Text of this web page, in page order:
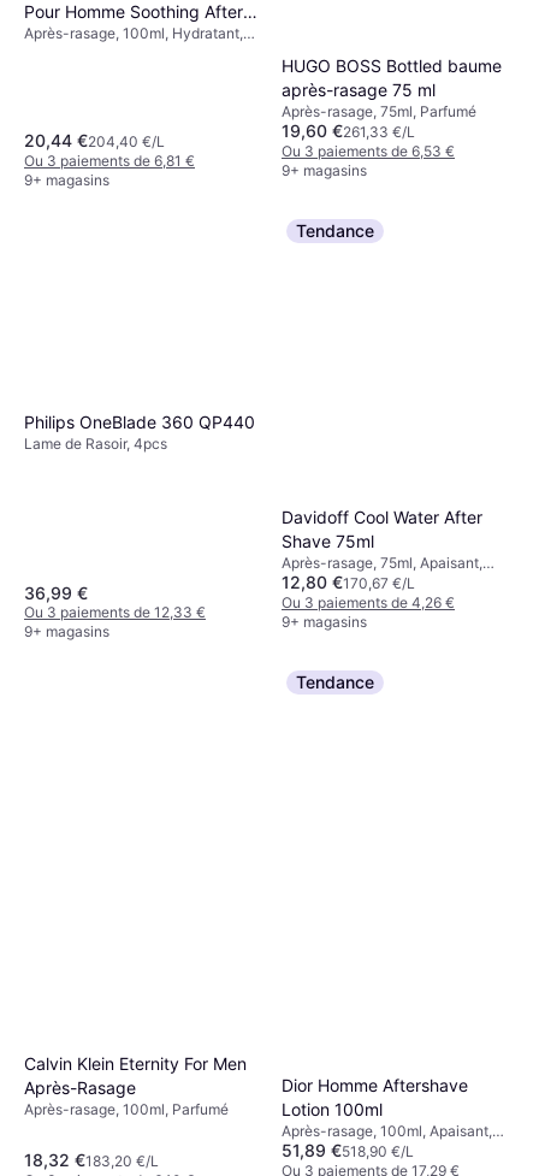
Pour Homme Soothing After
Shave Balm 100ml
Après-rasage, 100ml, Hydratant,
20,44 €204,40 €/L
Ou 3 paiements de 6,81 €
9+ magasins
HUGO BOSS Bottled baume
après-rasage 75 ml
Après-rasage, 75ml, Parfumé
19,60 €261,33 €/L
Ou 3 paiements de 6,53 €
9+ magasins
Philips OneBlade 360 QP440
Lame de Rasoir, 4pcs
36,99 €
Ou 3 paiements de 12,33 €
9+ magasins
Tendance
Davidoff Cool Water After
Shave 75ml
Après-rasage, 75ml, Apaisant,
Rafraîchissant, Parfumé
12,80 €170,67 €/L
Ou 3 paiements de 4,26 €
9+ magasins
Calvin Klein Eternity For Men
Après-Rasage
Après-rasage, 100ml, Parfumé
18,32 €183,20 €/L
Tendance
Dior Homme Aftershave
Lotion 100ml
Après-rasage, 100ml, Apaisant,
Adoucissant, Parfumé
51,89 €518,90 €/L
Ou 3 paiements de 17,29 €